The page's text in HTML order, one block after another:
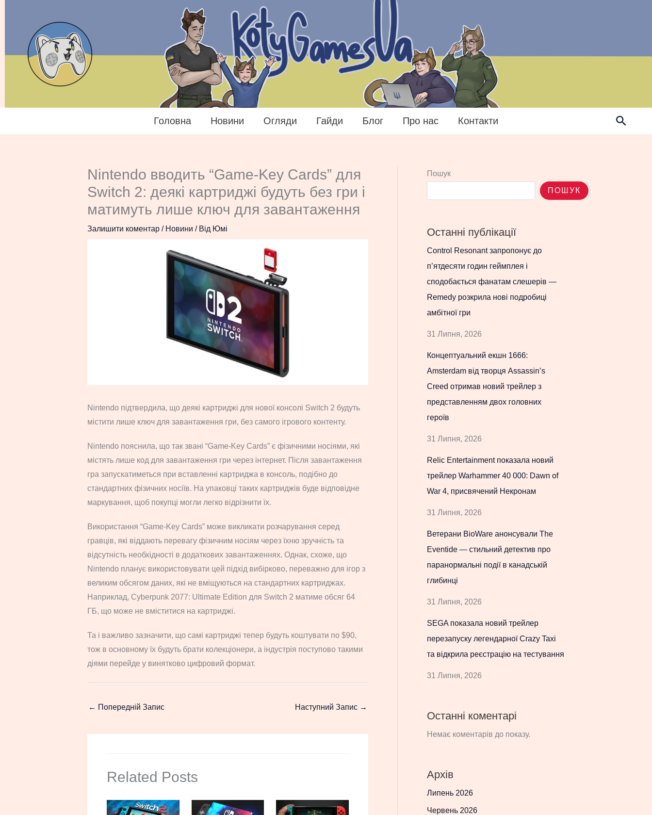
Головна Новини Огляди Гайди Блог Про нас Контакти Пошук
Nintendo вводить “Game-Key Cards” для
Switch 2: деякі картриджі будуть без гри і
матимуть лише ключ для завантаження
Залишити коментар / Новини / Від Юмі
Nintendo підтвердила, що деякі картриджі для нової консолі Switch 2 будуть
містити лише ключ для завантаження гри, без самого ігрового контенту.
Nintendo пояснила, що так звані “Game-Key Cards” є фізичними носіями, які
містять лише код для завантаження гри через інтернет. Після завантаження
гра запускатиметься при вставленні картриджа в консоль, подібно до
стандартних фізичних носіїв. На упаковці таких картриджів буде відповідне
маркування, щоб покупці могли легко відрізнити їх.
Використання “Game-Key Cards” може викликати розчарування серед
гравців, які віддають перевагу фізичним носіям через їхню зручність та
відсутність необхідності в додаткових завантаженнях. Однак, схоже, що
Nintendo планує використовувати цей підхід вибірково, переважно для ігор з
великим обсягом даних, які не вміщуються на стандартних картриджах.
Наприклад, Cyberpunk 2077: Ultimate Edition для Switch 2 матиме обсяг 64
ГБ, що може не вміститися на картриджі.
Та і важливо зазначити, що самі картриджі тепер будуть коштувати по $90,
тож в основному їх будуть брати колекціонери, а індустрія поступово такими
діями перейде у винятково цифровий формат.
← Попередній Запис Наступний Запис →
Related Posts
Пошук
ПОШУК
Останні публікації
Control Resonant запропонує до
п’ятдесяти годин геймплея і
сподобається фанатам слешерів —
Remedy розкрила нові подробиці
амбітної гри
31 Липня, 2026
Концептуальний екшн 1666:
Amsterdam від творця Assassin’s
Creed отримав новий трейлер з
представленням двох головних
героїв
31 Липня, 2026
Relic Entertainment показала новий
трейлер Warhammer 40 000: Dawn of
War 4, присвячений Некронам
31 Липня, 2026
Ветерани BioWare анонсували The
Eventide — стильний детектив про
паранормальні події в канадській
глибинці
31 Липня, 2026
SEGA показала новий трейлер
перезапуску легендарної Crazy Taxi
та відкрила реєстрацію на тестування
31 Липня, 2026
Останні коментарі
Немає коментарів до показу.
Архів
Липень 2026
Червень 2026